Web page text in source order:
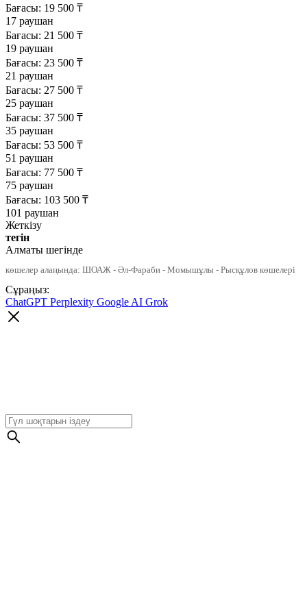
Бағасы: 19 500 ₸
17 раушан
Бағасы: 21 500 ₸
19 раушан
Бағасы: 23 500 ₸
21 раушан
Бағасы: 27 500 ₸
25 раушан
Бағасы: 37 500 ₸
35 раушан
Бағасы: 53 500 ₸
51 раушан
Бағасы: 77 500 ₸
75 раушан
Бағасы: 103 500 ₸
101 раушан
Жеткізу
тегін
Алматы шегінде
көшелер алаңында: ШОАЖ - Әл-Фараби - Момышұлы - Рысқұлов көшелері
Сұраңыз:
ChatGPT Perplexity Google AI Grok